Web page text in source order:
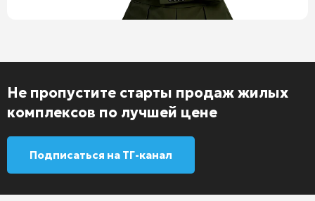
Не пропустите старты продаж жилых
комплексов по лучшей цене
Подписаться на ТГ-канал